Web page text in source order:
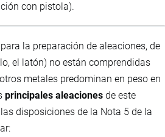
con pistola).
la preparación de aleaciones, de
el latón) no están comprendidas
metales predominan en peso en
principales aleaciones de este
disposiciones de la Nota 5 de la